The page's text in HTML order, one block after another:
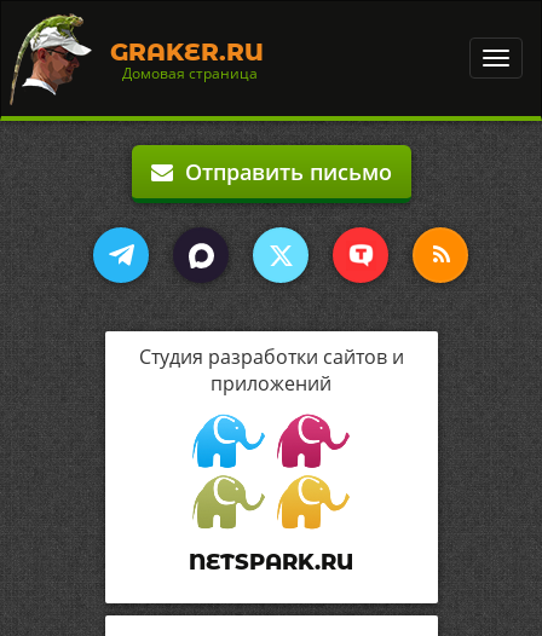
GRAKER.RU
Домовая страница
Отправить письмо
Студия разработки сайтов и
приложений
NETSPARK.RU